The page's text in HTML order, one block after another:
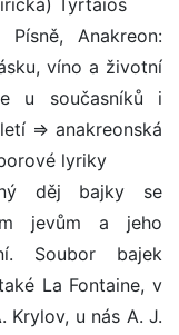
Tyrtaios
Anakreon:
víno a životní
u současníků i
=> anakreonská
lyriky
děj bajky se
jevům a jeho
Soubor bajek
La Fontaine, v
Krylov, u nás A. J.